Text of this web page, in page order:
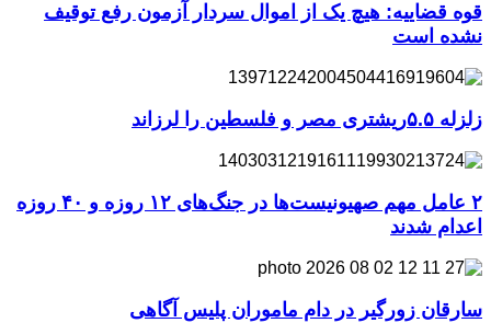
قوه قضاییه: هیچ یک از اموال سردار آزمون رفع توقیف
نشده است
زلزله ۵.۵ریشتری مصر و فلسطین را لرزاند
۲ عامل مهم صهیونیست‌ها در جنگ‌های ۱۲ روزه و ۴۰ روزه
اعدام شدند
سارقان زورگیر در دام ماموران پلیس آگاهی